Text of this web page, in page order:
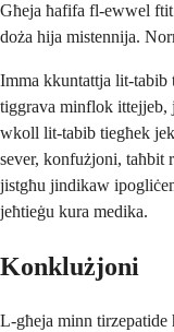
Għeja ħafifa fl-ewwel ftit
doża hija mistennija.
Imma kkuntattja lit-tabib
tiggrava minflok ittejjeb,
wkoll lit-tabib tiegħek
sever, konfużjoni, taħbit
jistgħu jindikaw
jeħtieġu kura medika.
Konklużjoni
L-għeja minn